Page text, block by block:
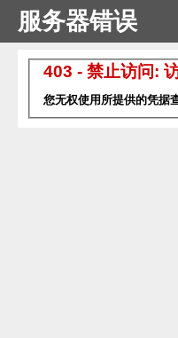
服务器错误
403 - 禁止访问:
您无权使用所提供的凭据